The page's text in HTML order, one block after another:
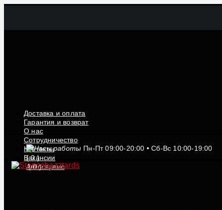
Доставка и оплата
Гарантия и возврат
О нас
Сотрудничество
Контакты
Вакансии
Автосервис
Пн-Пт 09:00-20:00 • Сб-Вс 10:00-19:00
(0)
(0)